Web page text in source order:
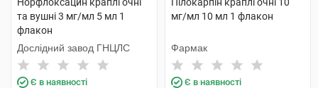
та вушні 3 мг/мл 5 мл 1
флакон
Дослідний завод ГНЦЛС
Є в наявності
мг/мл 10 мл 1 флакон
Фармак
Є в наявності